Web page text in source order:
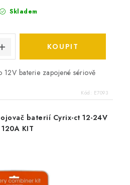
Skladem
12V baterie zapojené sériově
Kód: E7093
baterií Cyrix-ct 12-24V
120A KIT